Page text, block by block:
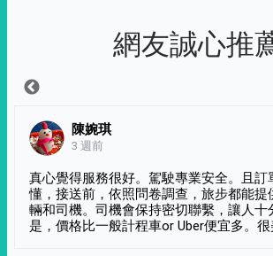
網友誠心推
陳婉琪
3 週前
真心覺得服務很好。駕駛專業安全。且訂
懂，接送前，依照問卷調查，旅步都能提
輛和司機。司機會保持密切聯繫，讓人十
是，價格比一般計程車or Uber便宜多。